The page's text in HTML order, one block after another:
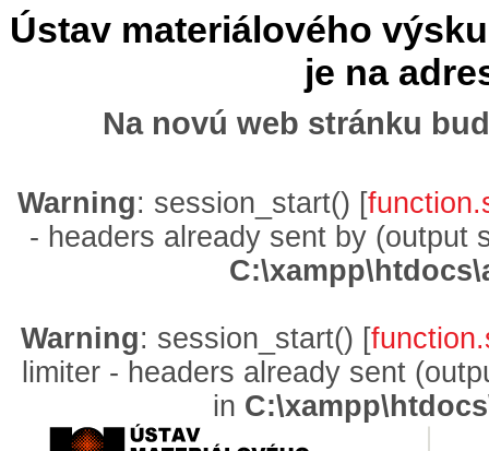
Ústav materiálového
je na
Na novú web stránku
Warning: session_start() [
- headers already sent by (output
Warning: session_start() [
limiter - headers already sent
in